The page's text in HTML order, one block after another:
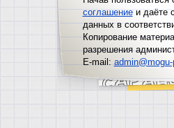
соглашениеи даёте
данных в
Копирование
разрешения
E-mail: